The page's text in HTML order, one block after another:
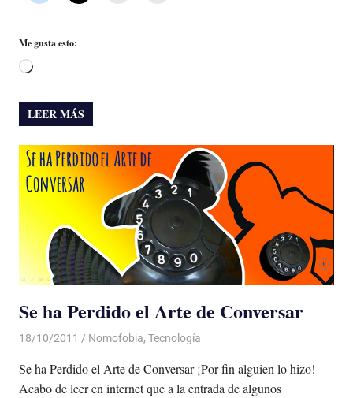
Me gusta esto:
Cargando...
LEER MÁS
Se ha Perdido el Arte de Conversar
18/10/2011 Luis Castellanos
Nomofobia, Tecnología
Se ha Perdido el Arte de Conversar ¡Por fin alguien lo hizo!
Acabo de leer en internet que a la entrada de algunos